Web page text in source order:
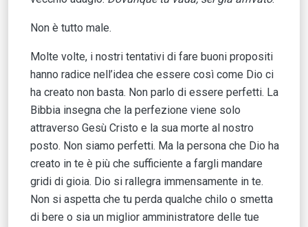
Non è tutto male.
Molte volte, i nostri tentativi di fare buoni propositi
hanno radice nell’idea che essere così come Dio ci
ha creato non basta. Non parlo di essere perfetti. La
Bibbia insegna che la perfezione viene solo
attraverso Gesù Cristo e la sua morte al nostro
posto. Non siamo perfetti. Ma la persona che Dio ha
creato in te è più che sufficiente a fargli mandare
gridi di gioia. Dio si rallegra immensamente in te.
Non si aspetta che tu perda qualche chilo o smetta
di bere o sia un miglior amministratore delle tue